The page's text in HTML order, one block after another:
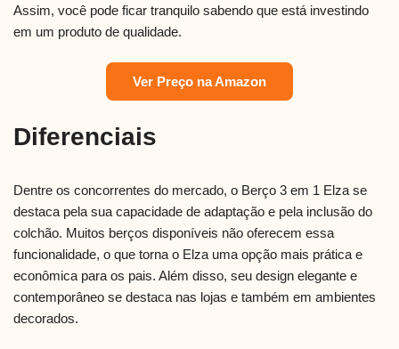
Assim, você pode ficar tranquilo sabendo que está investindo
em um produto de qualidade.
Ver Preço na Amazon
Diferenciais
Dentre os concorrentes do mercado, o Berço 3 em 1 Elza se
destaca pela sua capacidade de adaptação e pela inclusão do
colchão. Muitos berços disponíveis não oferecem essa
funcionalidade, o que torna o Elza uma opção mais prática e
econômica para os pais. Além disso, seu design elegante e
contemporâneo se destaca nas lojas e também em ambientes
decorados.